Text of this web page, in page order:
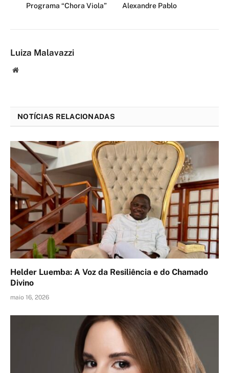
Programa “Chora Viola”
Alexandre Pablo
Luiza Malavazzi
Website
NOTÍCIAS RELACIONADAS
Helder Luemba: A Voz da Resiliência e do Chamado
Divino
maio 16, 2026